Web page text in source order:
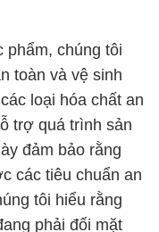
trợ quá trình sản
đảm bảo rằng
các tiêu chuẩn an
tôi hiểu rằng
phải đối mặt
ngặt. Với
yên tâm về việc
phẩm của mình.
Phát trở